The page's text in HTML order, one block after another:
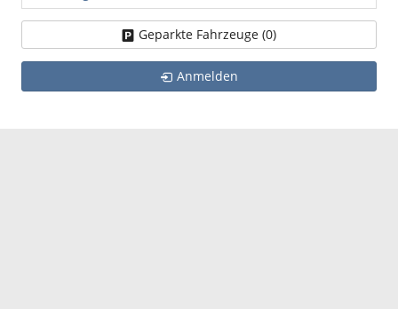
Geparkte Fahrzeuge (0)
Anmelden